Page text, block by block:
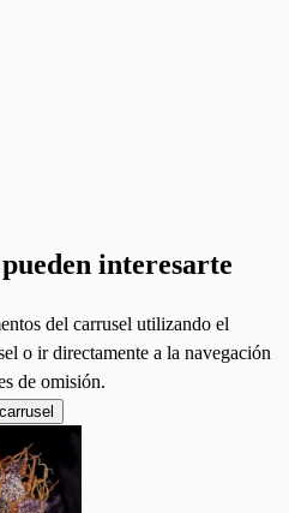
interesarte
del carrusel utilizando el
o ir directamente a la navegación
de omisión.